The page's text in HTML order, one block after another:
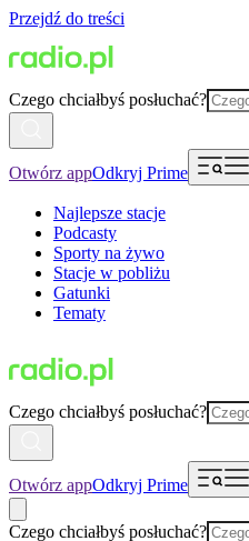
Przejdź do treści
Czego chciałbyś posłuchać?
Otwórz appOdkryj Prime
Najlepsze stacje
Podcasty
Sporty na żywo
Stacje w pobliżu
Gatunki
Tematy
Czego chciałbyś posłuchać?
Otwórz appOdkryj Prime
Czego chciałbyś posłuchać?